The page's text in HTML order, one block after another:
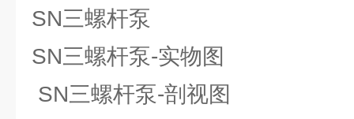
SN三螺杆泵
SN三螺杆泵-实物图
SN三螺杆泵-剖视图